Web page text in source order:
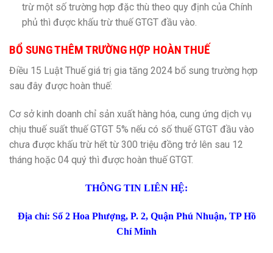
trừ một số trường hợp đặc thù theo quy định của Chính
phủ thì được khấu trừ thuế GTGT đầu vào.
BỔ SUNG THÊM TRƯỜNG HỢP HOÀN THUẾ
Điều 15 Luật Thuế giá trị gia tăng 2024 bổ sung trường hợp
sau đây được hoàn thuế:
Cơ sở kinh doanh chỉ sản xuất hàng hóa, cung ứng dịch vụ
chịu thuế suất thuế GTGT 5% nếu có số thuế GTGT đầu vào
chưa được khấu trừ hết từ 300 triệu đồng trở lên sau 12
tháng hoặc 04 quý thì được hoàn thuế GTGT.
THÔNG TIN LIÊN HỆ:
Địa chỉ: Số 2 Hoa Phượng, P. 2, Quận Phú Nhuận, TP Hồ
Chí Minh